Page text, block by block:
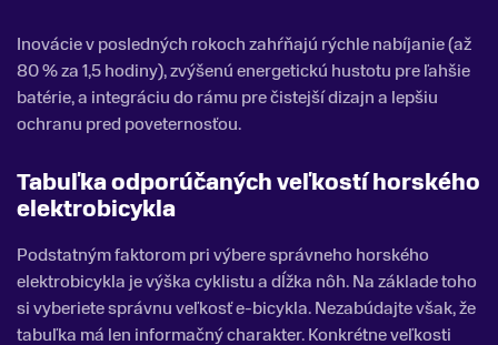
Inovácie v posledných rokoch zahŕňajú rýchle nabíjanie (až
80 % za 1,5 hodiny), zvýšenú energetickú hustotu pre ľahšie
batérie, a integráciu do rámu pre čistejší dizajn a lepšiu
ochranu pred poveternosťou.
Tabuľka odporúčaných veľkostí horského
elektrobicykla
Podstatným faktorom pri výbere správneho horského
elektrobicykla je výška cyklistu a dĺžka nôh. Na základe toho
si vyberiete správnu veľkosť e-bicykla. Nezabúdajte však, že
tabuľka má len informačný charakter. Konkrétne veľkosti